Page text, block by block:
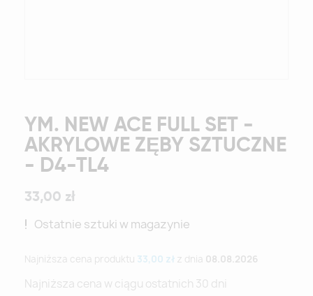
YM. NEW ACE FULL SET -
AKRYLOWE ZĘBY SZTUCZNE
- D4-TL4
33,00 zł
Ostatnie sztuki w magazynie
Najniższa cena produktu 33,00 zł z dnia 08.08.2026
Najniższa cena w ciągu ostatnich 30 dni